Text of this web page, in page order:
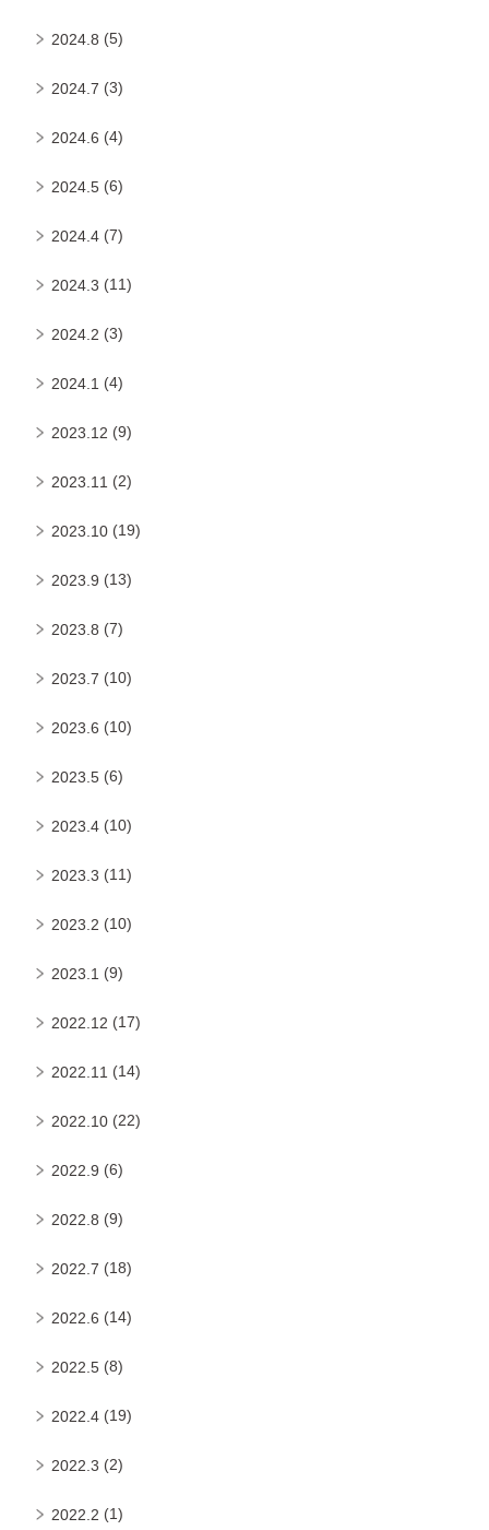
2024.8 (5)
2024.7 (3)
2024.6 (4)
2024.5 (6)
2024.4 (7)
2024.3 (11)
2024.2 (3)
2024.1 (4)
2023.12 (9)
2023.11 (2)
2023.10 (19)
2023.9 (13)
2023.8 (7)
2023.7 (10)
2023.6 (10)
2023.5 (6)
2023.4 (10)
2023.3 (11)
2023.2 (10)
2023.1 (9)
2022.12 (17)
2022.11 (14)
2022.10 (22)
2022.9 (6)
2022.8 (9)
2022.7 (18)
2022.6 (14)
2022.5 (8)
2022.4 (19)
2022.3 (2)
2022.2 (1)